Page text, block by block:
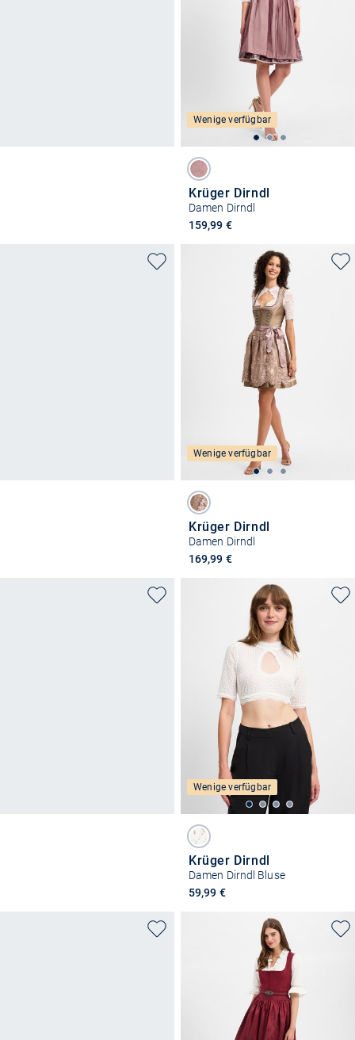
Wenige verfügbar
Krüger Dirndl
Damen Dirndl
159,99 €
Wenige verfügbar
Krüger Dirndl
Damen Dirndl
169,99 €
Wenige verfügbar
Krüger Dirndl
Damen Dirndl Bluse
59,99 €